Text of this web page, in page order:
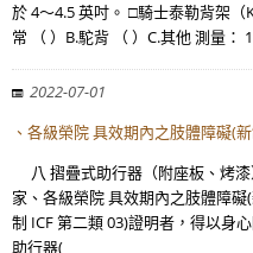
於 4～4.5 英吋。 □騎士泰勒背架
常 （ ）B.駝背 （ ）C.其他 測量：
2022-07-01
、各級榮院 具效期內之肢體障礙(
八 摺疊式助行器（附座板、烤漆
家、各級榮院 具效期內之肢體障
制 ICF 第二類 03)證明者，得以身
助行器(